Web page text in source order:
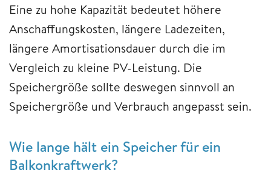
Eine zu hohe Kapazität bedeutet höhere
Anschaffungskosten, längere Ladezeiten,
längere Amortisationsdauer durch die im
Vergleich zu kleine PV-Leistung. Die
Speichergröße sollte deswegen sinnvoll an
Speichergröße und Verbrauch angepasst sein.
Wie lange hält ein Speicher für ein
Balkonkraftwerk?